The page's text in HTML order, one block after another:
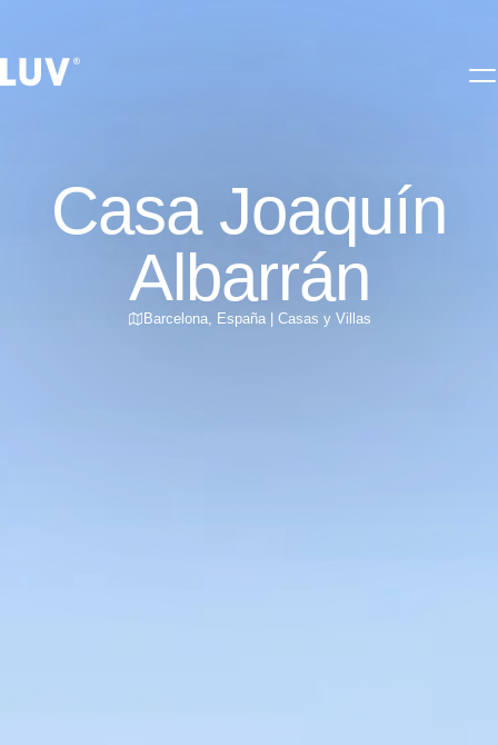
Casa Joaquín
Albarrán
Barcelona, España| Casas y Villas